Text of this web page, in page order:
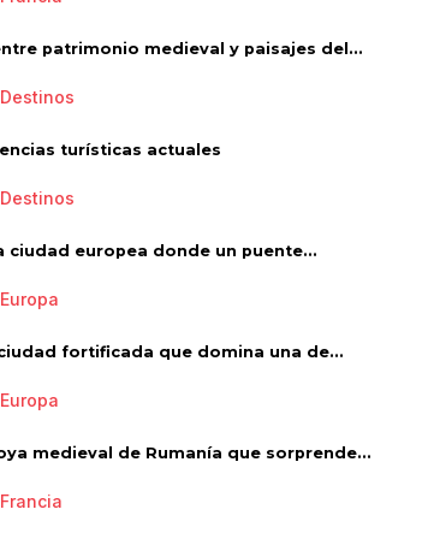
patrimonio medieval y paisajes del...
Destinos
turísticas actuales
Destinos
ciudad europea donde un puente...
Europa
fortificada que domina una de...
Europa
medieval de Rumanía que sorprende...
Francia